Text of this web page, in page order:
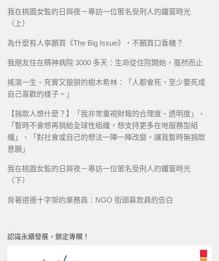
我在桃園女監的日與夜－專訪一位匿名受刑人的鐵窗時光
（上）
為什麼有人寧願買《The Big Issue》，不願買口香糖？
我朋友住在精神病院 3000 多天：生命從住院開始，戞然而止
搖滾一生、充實又狼狽的樹木希林：「人都會死，至少要死成
自己喜歡的樣子。」
【捐款人想什麼？】「我非常重視財報的合理度、透明度」、
「暫時不會想再捐給全球性組織，想支持更多在地服務型組
織」、「對社會或自己的想法一陣一陣改變，讓我暫時無捐款
意願」
我在桃園女監的日與夜－專訪一位匿名受刑人的鐵窗時光
（下）
背著道德十字架的業務員：NGO 街頭募款員的告白
認識永續發展，鎖定專欄！